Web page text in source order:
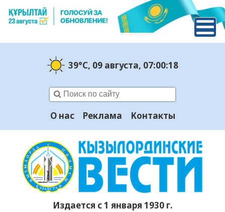
39°C, 09 августа, 07:00:19
О нас Реклама Контакты
Издается с 1 января 1930 г.